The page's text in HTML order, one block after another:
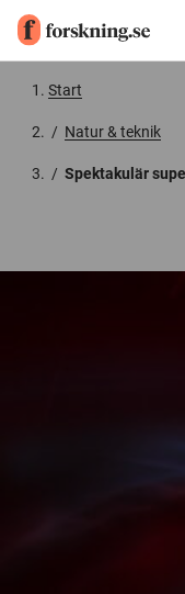
Start
/ Natur & teknik
/ Spektakulär